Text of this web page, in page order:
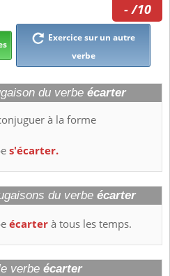
- /10
Exercice sur un autre
verbe
du verbe écarter
à la forme
s'écarter.
du verbe écarter
écarterà tous les temps.
verbe écarter